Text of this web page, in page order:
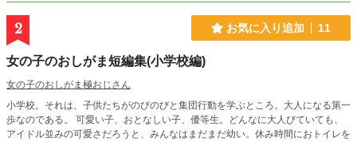
2 お気に入り追加 11
女の子のおしがま短編集(小学校編)
女の子のおしがま極おじさん
小学校。それは、子供たちがのびのびと集団行動を学ぶところ。大人になる第一
歩なのである。 可愛い子、おとなしい子、優等生。どんなに大人びていても、
アイドル並みの可愛さだろうと、みんなはまだまだ幼い。休み時間におトイレを